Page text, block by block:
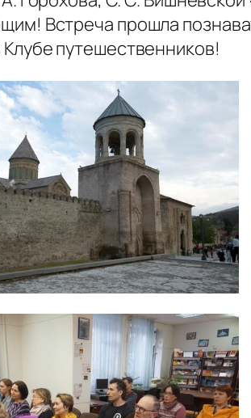
Встреча прошла
Клубе путешественников!